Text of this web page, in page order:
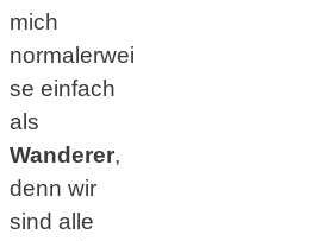
mich
normalerwei
se einfach
als
Wanderer,
denn wir
sind alle